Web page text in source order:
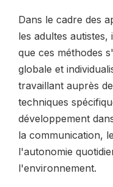
Dans le cadre des
les adultes
que ces méthodes
globale et
travaillant auprès
techniques
développement
la communication,
l'autonomie
l'environnement.